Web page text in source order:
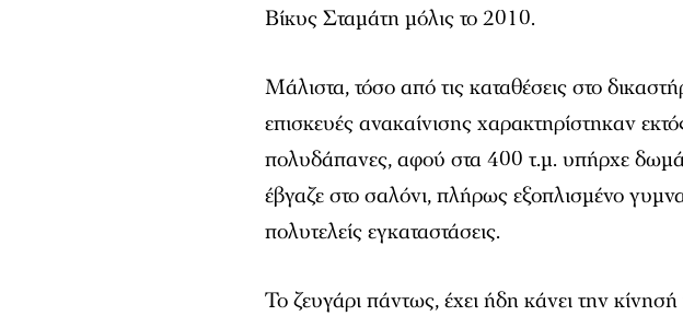
Βίκυς Σταμάτη μόλις το 2010.
Μάλιστα, τόσο από τις καταθέσεις στο
επισκευές ανακαίνισης χαρακτηρίστηκαν
πολυδάπανες, αφού στα 400 τ.μ. υπήρχε
έβγαζε στο σαλόνι, πλήρως εξοπλισμένο
πολυτελείς εγκαταστάσεις.
Το ζευγάρι πάντως, έχει ήδη κάνει την